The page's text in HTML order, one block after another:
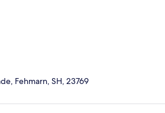
Fehmarn, SH, 23769